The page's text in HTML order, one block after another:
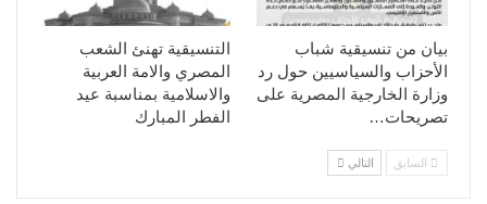
التنسيقية تهنئ الشعب
المصري والامة العربية
والاسلامية بمناسبة عيد
الفطر المبارك
بيان من تنسيقية شباب
الأحزاب والسياسيين حول رد
وزارة الخارجية المصرية على
تصريحات…
السابق التالي